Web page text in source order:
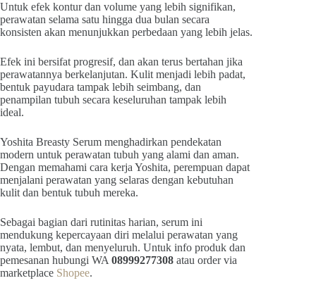
Untuk efek kontur dan volume yang lebih signifikan,
perawatan selama satu hingga dua bulan secara
konsisten akan menunjukkan perbedaan yang lebih jelas.
Efek ini bersifat progresif, dan akan terus bertahan jika
perawatannya berkelanjutan. Kulit menjadi lebih padat,
bentuk payudara tampak lebih seimbang, dan
penampilan tubuh secara keseluruhan tampak lebih
ideal.
Yoshita Breasty Serum menghadirkan pendekatan
modern untuk perawatan tubuh yang alami dan aman.
Dengan memahami cara kerja Yoshita, perempuan dapat
menjalani perawatan yang selaras dengan kebutuhan
kulit dan bentuk tubuh mereka.
Sebagai bagian dari rutinitas harian, serum ini
mendukung kepercayaan diri melalui perawatan yang
nyata, lembut, dan menyeluruh. Untuk info produk dan
pemesanan hubungi WA 08999277308 atau order via
marketplace Shopee.